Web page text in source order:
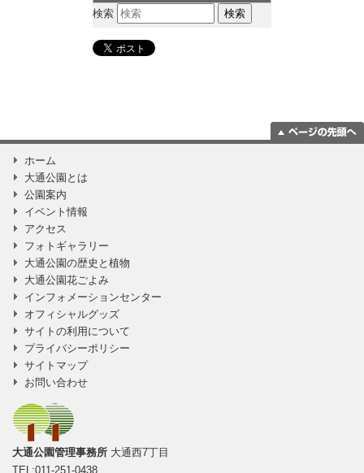
サイト内検索
検索
ホーム
大通公園とは
公園案内
イベント情報
アクセス
フォトギャラリー
大通公園の歴史と植物
大通公園花ごよみ
インフォメーションセンター
オフィシャルグッズ
サイトの利用について
プライバシーポリシー
サイトマップ
お問い合わせ
大通公園管理事務所 大通西7丁目
TEL:011-251-0438